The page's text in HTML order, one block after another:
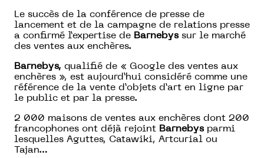
Le succès de la conférence de presse de
lancement et de la campagne de relations presse
a confirmé l’expertise de Barnebyssur le marché
des ventes aux enchères.
Barnebys, qualifié de « Google des ventes aux
enchères », est aujourd’hui considéré comme une
référence de la vente d’objets d’art en ligne par
le public et par la presse.
2 000 maisons de ventes aux enchères dont 200
francophones ont déjà rejoint Barnebysparmi
lesquelles Aguttes, Catawiki, Artcurial ou
Tajan…